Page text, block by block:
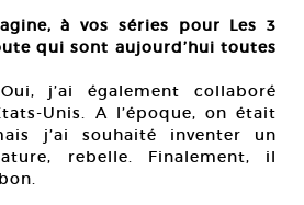
à vos séries pour Les 3
qui sont aujourd’hui toutes
j’ai également collaboré
Unis. A l’époque, on était
j’ai souhaité inventer un
rebelle. Finalement, il